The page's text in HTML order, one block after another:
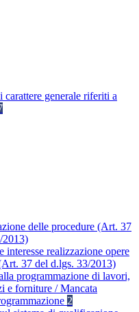
generale riferiti a
delle procedure (Art. 37
2013)
interesse realizzazione opere
37 del d.lgs. 33/2013)
programmazione di lavori,
e forniture / Mancata
2